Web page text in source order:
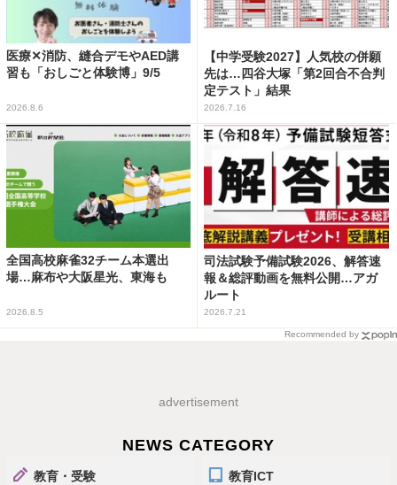
医療✕消防、縫合デモやAED講
習も「おしごと体験博」9/5
2026.8.6
【中学受験2027】人気校の併願
先は…四谷大塚「第2回合不合判
定テスト」結果
2026.7.16
全国高校麻雀32チーム本選出
場…麻布や大阪星光、東海も
2026.8.5
司法試験予備試験2026、解答速
報＆総評動画を無料公開…アガ
ルート
2026.7.21
Recommended by
advertisement
NEWS CATEGORY
教育・受験 教育ICT